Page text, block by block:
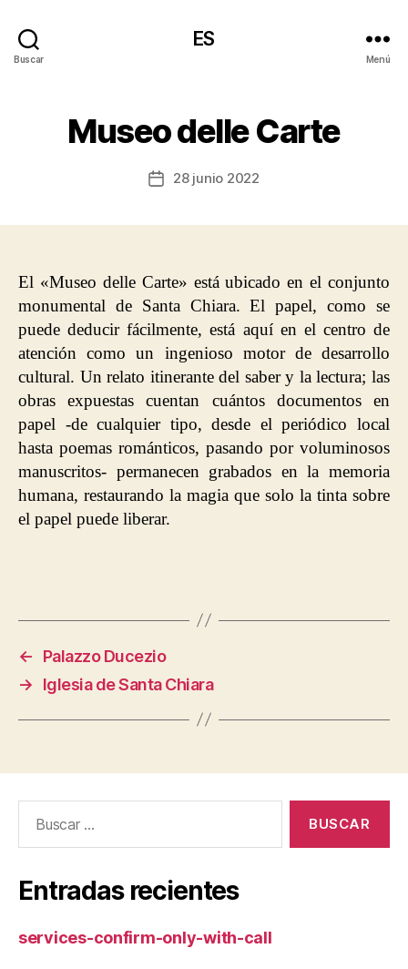
Buscar
ES
Menú
Museo delle Carte
Fecha28 junio 2022
El «Museo delle Carte» está ubicado en el conjunto
monumental de Santa Chiara. El papel, como se
puede deducir fácilmente, está aquí en el centro de
atención como un ingenioso motor de desarrollo
cultural. Un relato itinerante del saber y la lectura; las
obras expuestas cuentan cuántos documentos en
papel -de cualquier tipo, desde el periódico local
hasta poemas románticos, pasando por voluminosos
manuscritos- permanecen grabados en la memoria
humana, restaurando la magia que solo la tinta sobre
el papel puede liberar.
←
Palazzo Ducezio
→
Iglesia de Santa Chiara
Entradas recientes
services-confirm-only-with-call